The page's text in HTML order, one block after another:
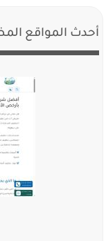
أحدث المواقع